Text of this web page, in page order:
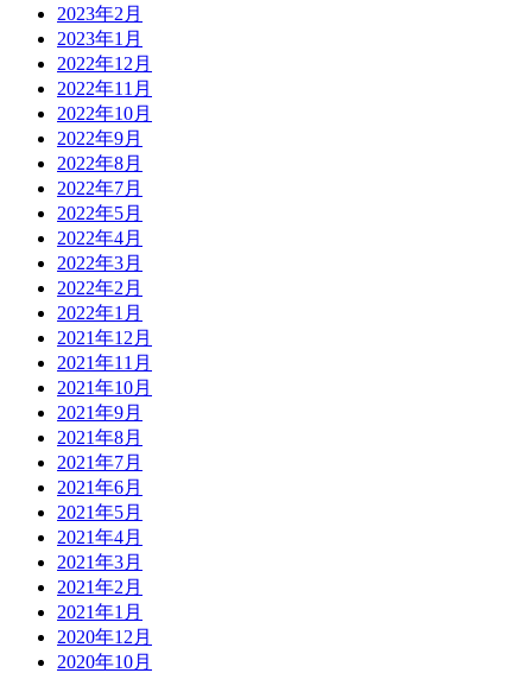
2023年2月
2023年1月
2022年12月
2022年11月
2022年10月
2022年9月
2022年8月
2022年7月
2022年5月
2022年4月
2022年3月
2022年2月
2022年1月
2021年12月
2021年11月
2021年10月
2021年9月
2021年8月
2021年7月
2021年6月
2021年5月
2021年4月
2021年3月
2021年2月
2021年1月
2020年12月
2020年10月